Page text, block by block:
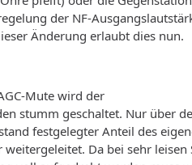
der NF-
Änderung erlaubt dies nun.
Mute wird der
stumm geschaltet. Nur über
festgelegter Anteil des
weitergeleitet. Da bei sehr